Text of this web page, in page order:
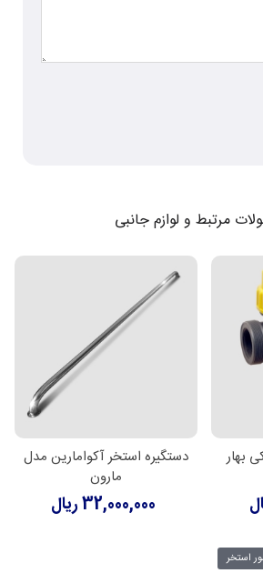
مرتبط و لوازم جانبی
بهار
دستگیره استخر آکوامارین مدل
مارون
32,000,000 ریال
استخر